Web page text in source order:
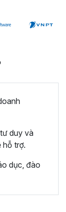
duy và
hỗ trợ.
dục, đào